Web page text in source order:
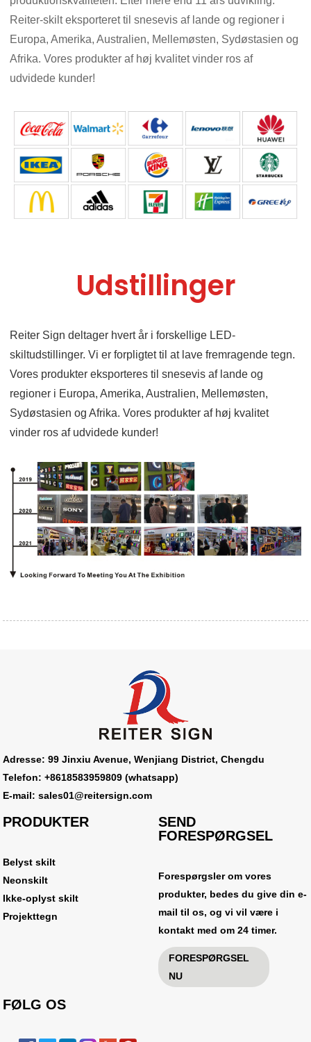
Reiter-skilt eksporteret til snesevis af lande og regioner i
Europa, Amerika, Australien, Mellemøsten, Sydøstasien og
Afrika. Vores produkter af høj kvalitet vinder ros af
udvidede kunder!
Udstillinger
Reiter Sign deltager hvert år i forskellige LED-
skiltudstillinger. Vi er forpligtet til at lave fremragende tegn.
Vores produkter eksporteres til snesevis af lande og
regioner i Europa, Amerika, Australien, Mellemøsten,
Sydøstasien og Afrika. Vores produkter af høj kvalitet
vinder ros af udvidede kunder!
Adresse: 99 Jinxiu Avenue, Wenjiang District, Chengdu
Telefon: +8618583959809 (whatsapp)
E-mail: sales01@reitersign.com
PRODUKTER
Belyst skilt
Neonskilt
Ikke-oplyst skilt
Projekttegn
SEND
FORESPØRGSEL
Forespørgsler om vores
produkter, bedes du give din e-
mail til os, og vi vil være i
kontakt med om 24 timer.
FORESPØRGSEL
NU
FØLG OS